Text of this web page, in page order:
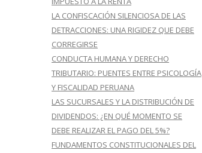
LA CONFISCACIÓN SILENCIOSA DE LAS
DETRACCIONES: UNA RIGIDEZ QUE DEBE
CORREGIRSE
CONDUCTA HUMANA Y DERECHO
TRIBUTARIO: PUENTES ENTRE PSICOLOGÍA
Y FISCALIDAD PERUANA
LAS SUCURSALES Y LA DISTRIBUCIÓN DE
DIVIDENDOS: ¿EN QUÉ MOMENTO SE
DEBE REALIZAR EL PAGO DEL 5%?
FUNDAMENTOS CONSTITUCIONALES DEL